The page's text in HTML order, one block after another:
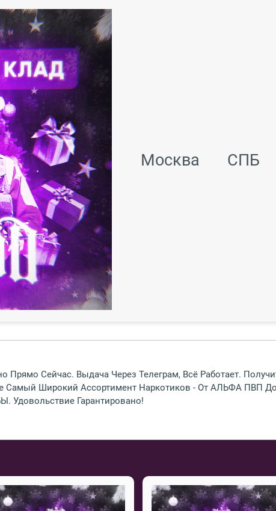
Москва СПБ
Прямо Сейчас. Выдача Через Телеграм, Всё Работает.
Самый Широкий Ассортимент Наркотиков - От АЛЬФА
Гарантировано!